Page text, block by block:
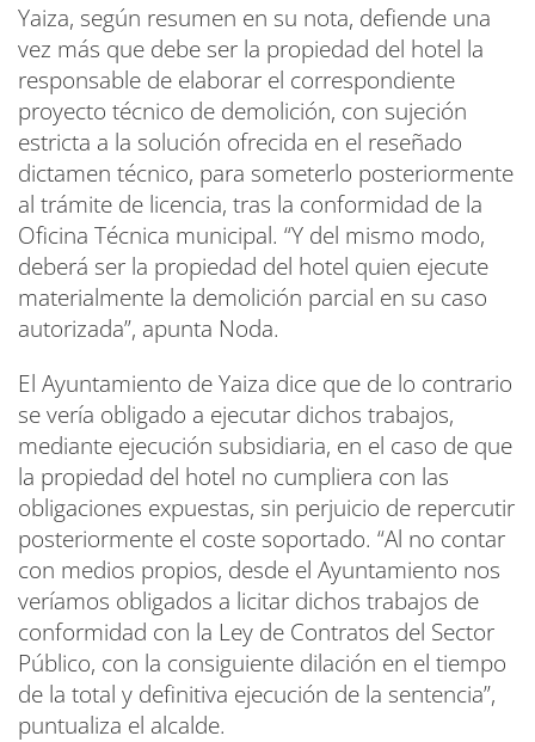
Yaiza, según resumen en su nota, defiende una
vez más que debe ser la propiedad del hotel la
responsable de elaborar el correspondiente
proyecto técnico de demolición, con sujeción
estricta a la solución ofrecida en el reseñado
dictamen técnico, para someterlo posteriormente
al trámite de licencia, tras la conformidad de la
Oficina Técnica municipal. “Y del mismo modo,
deberá ser la propiedad del hotel quien ejecute
materialmente la demolición parcial en su caso
autorizada”, apunta Noda.
El Ayuntamiento de Yaiza dice que de lo contrario
se vería obligado a ejecutar dichos trabajos,
mediante ejecución subsidiaria, en el caso de que
la propiedad del hotel no cumpliera con las
obligaciones expuestas, sin perjuicio de repercutir
posteriormente el coste soportado. “Al no contar
con medios propios, desde el Ayuntamiento nos
veríamos obligados a licitar dichos trabajos de
conformidad con la Ley de Contratos del Sector
Público, con la consiguiente dilación en el tiempo
de la total y definitiva ejecución de la sentencia”,
puntualiza el alcalde.